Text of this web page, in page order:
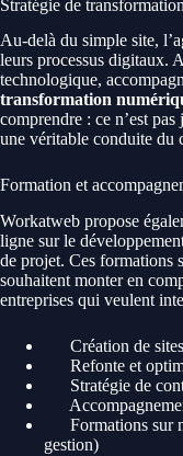
Stratégie de
Au-delà du simple site,
leurs processus digitaux.
technologique,
transformation
comprendre : ce n’est
une véritable conduite du
Formation et
Workatweb propose
ligne sur le
de projet. Ces formations
souhaitent monter en
entreprises qui veulent
Création de
Refonte et
Stratégie de
Formations sur
gestion)